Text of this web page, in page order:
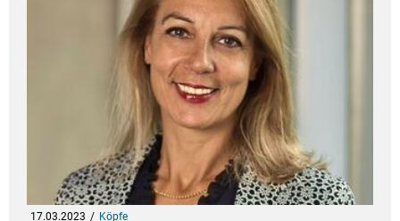
17.03.2023 Köpfe